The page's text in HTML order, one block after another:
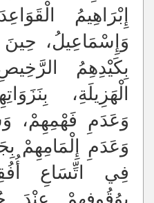
إِبْرَاهِيمُ
وَإِسْمَاعِيلُ،
بِكَيْدِهِمُ
الْهَزِيلَةِ،
وَعَدَمِ فَهْمِهِمْ،
وَعَدَمِ إِلْمَامِهِمْ
فِي اتِّسَاعِ
بِوُقُوفِهِمْ عِنْدَ